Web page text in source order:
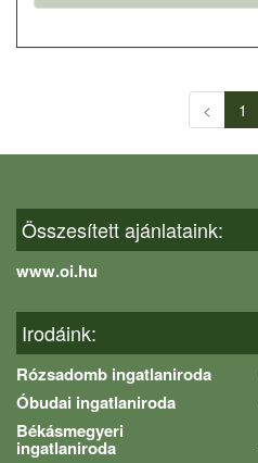
< 1
Összesített ajánlataink:
www.oi.hu
Irodáink:
Rózsadomb ingatlaniroda
Óbudai ingatlaniroda
Békásmegyeri
ingatlaniroda